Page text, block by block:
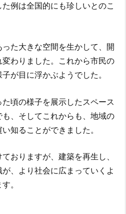
例は全国的にも珍しいとのこ
た大きな空間を生かして、開
わりました。これから市民の
が目に浮かぶようでした。
頃の様子を展示したスペース
、そしてこれからも、地域の
知ることができました。
おりますが、建築を再生し、
、より社会に広まっていくよ
。